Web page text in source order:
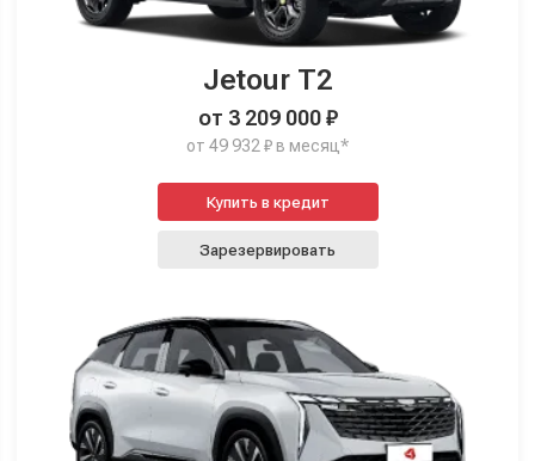
Jetour T2
от 3 209 000 ₽
от 49 932 ₽ в месяц*
Купить в кредит
Зарезервировать